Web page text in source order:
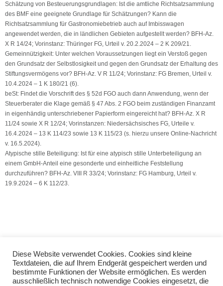
Schätzung von Besteuerungsgrundlagen: Ist die amtliche Richtsatzsammlung
des BMF eine geeignete Grundlage für Schätzungen? Kann die
Richtsatzsammlung für Gastronomiebetrieb auch auf Imbisswagen
angewendet werden, die in ländlichen Gebieten aufgestellt werden? BFH-Az.
X R 14/24; Vorinstanz: Thüringer FG, Urteil v. 20.2.2024 – 2 K 209/21.
Gemeinnützigkeit: Unter welchen Voraussetzungen liegt ein Verstoß gegen
den Grundsatz der Selbstlosigkeit und gegen den Grundsatz der Erhaltung des
Stiftungsvermögens vor? BFH-Az. V R 11/24; Vorinstanz: FG Bremen, Urteil v.
10.4.2024 – 1 K 180/21 (6).
beSt: Findet die Vorschrift des § 52d FGO auch dann Anwendung, wenn der
Steuerberater die Klage gemäß § 47 Abs. 2 FGO beim zuständigen Finanzamt
in eigenhändig unterschriebener Papierform eingereicht hat? BFH-Az. X R
11/24 sowie X R 12/24; Vorinstanzen: Niedersächsisches FG, Urteile v.
16.4.2024 – 13 K 114/23 sowie 13 K 115/23 (s. hierzu unsere Online-Nachricht
v. 16.5.2024).
Atypische stille Beteiligung: Ist für eine atypisch stille Unterbeteiligung an
einem GmbH-Anteil eine gesonderte und einheitliche Feststellung
durchzuführen? BFH-Az. VIII R 33/24; Vorinstanz: FG Hamburg, Urteil v.
19.9.2024 – 6 K 112/23.
Gewährung unentgeltlicher oder verbilligter Flüge (Oberste
Finanzbehörden der Länder)
Erstattung der Steuerzahlung für einen Verdienstausfallschaden
Diese Website verwendet Cookies. Cookies sind kleine
Textdateien, die auf Ihrem Endgerät gespeichert werden und
bestimmte Funktionen der Website ermöglichen. Es werden
ausschließlich technisch notwendige Cookies eingesetzt, die